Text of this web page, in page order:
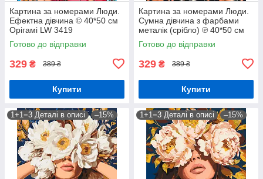
Картина за номерами Люди.
Ефектна дівчина © 40*50 см
Орігамі LW 3419
Готово до відправки
329 ₴ 389 ₴
Купити
Картина за номерами Люди.
Сумна дівчина з фарбами
металік (срібло) ℗ 40*50 см
Орігамі LW 3312
Готово до відправки
329 ₴ 389 ₴
Купити
1+1=3 Деталі в описі –15% 1+1=3 Деталі в описі –15%